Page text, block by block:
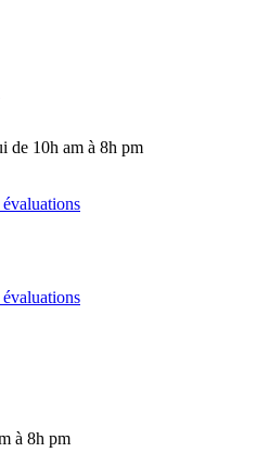
de 10h am à 8h pm
évaluations
évaluations
à 8h pm